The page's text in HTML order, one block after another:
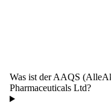
Was ist der AAQS
Pharmaceuticals Ltd?